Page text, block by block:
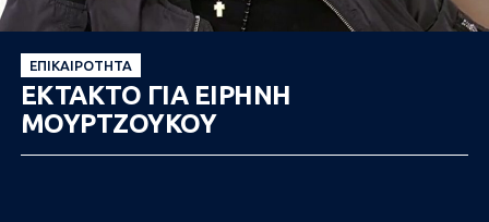
ΕΠΙΚΑΙΡΌΤΗΤΑ
ΕΚΤΑΚΤΟ ΓΙΑ ΕΙΡΗΝΗ
ΜΟΥΡΤΖΟΥΚΟΥ